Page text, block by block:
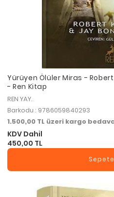
Yürüyen Ölüler Miras -
- Ren Kitap
REN YAY.
Barkodu : 9786059840293
1.500,00 TL üzeri kargo
KDV Dahil
450,00 TL
Sepete